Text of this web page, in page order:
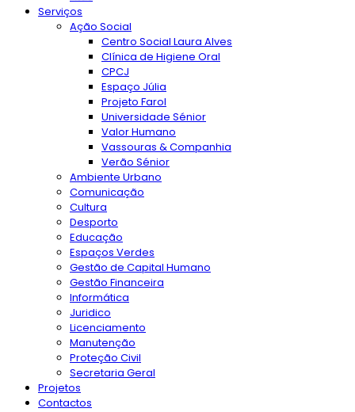
Serviços
Ação Social
Centro Social Laura Alves
Clínica de Higiene Oral
CPCJ
Espaço Júlia
Projeto Farol
Universidade Sénior
Valor Humano
Vassouras & Companhia
Verão Sénior
Ambiente Urbano
Comunicação
Cultura
Desporto
Educação
Espaços Verdes
Gestão de Capital Humano
Gestão Financeira
Informática
Juridico
Licenciamento
Manutenção
Proteção Civil
Secretaria Geral
Projetos
Contactos